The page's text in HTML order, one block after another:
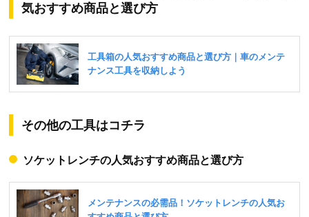
気おすすめ商品と選び方
その他の工具はコチラ
ソケットレンチの人気おすすめ商品と選び方